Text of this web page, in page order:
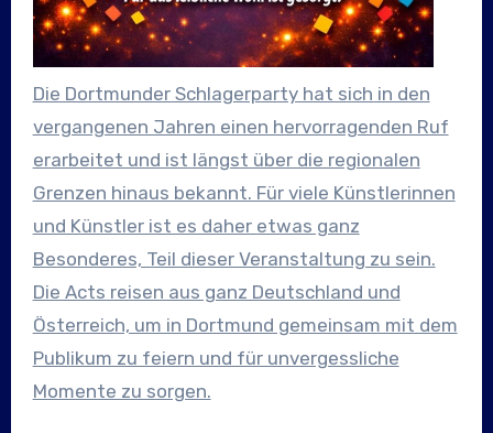
Die Dortmunder Schlagerparty hat sich in den
vergangenen Jahren einen hervorragenden Ruf
erarbeitet und ist längst über die regionalen
Grenzen hinaus bekannt. Für viele Künstlerinnen
und Künstler ist es daher etwas ganz
Besonderes, Teil dieser Veranstaltung zu sein.
Die Acts reisen aus ganz Deutschland und
Österreich, um in Dortmund gemeinsam mit dem
Publikum zu feiern und für unvergessliche
Momente zu sorgen.